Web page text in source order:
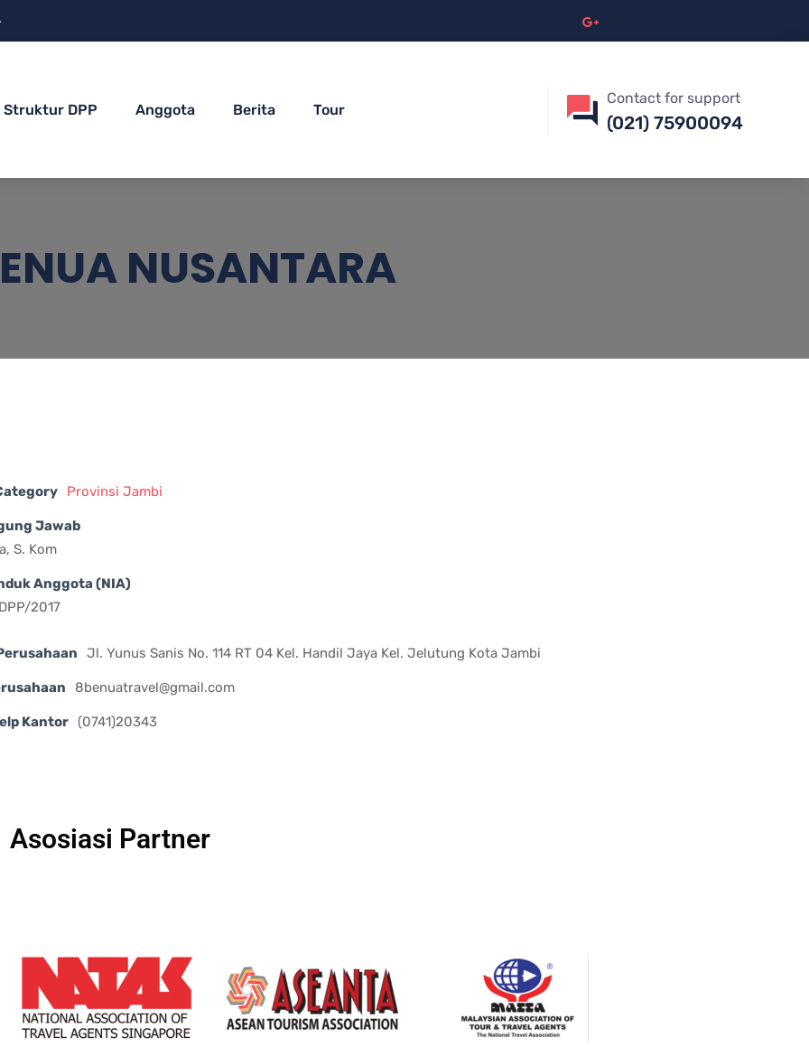
Struktur DPP Anggota Berita Tour
Contact for support
(021) 75900094
NUSANTARA
Provinsi Jambi
Jawab
S. Kom
Anggota (NIA)
2017
Jl. Yunus Sanis No. 114 RT 04 Kel. Handil Jaya Kel. Jelutung Kota Jambi
8benuatravel@gmail.com
Kantor (0741)20343
Asosiasi Partner